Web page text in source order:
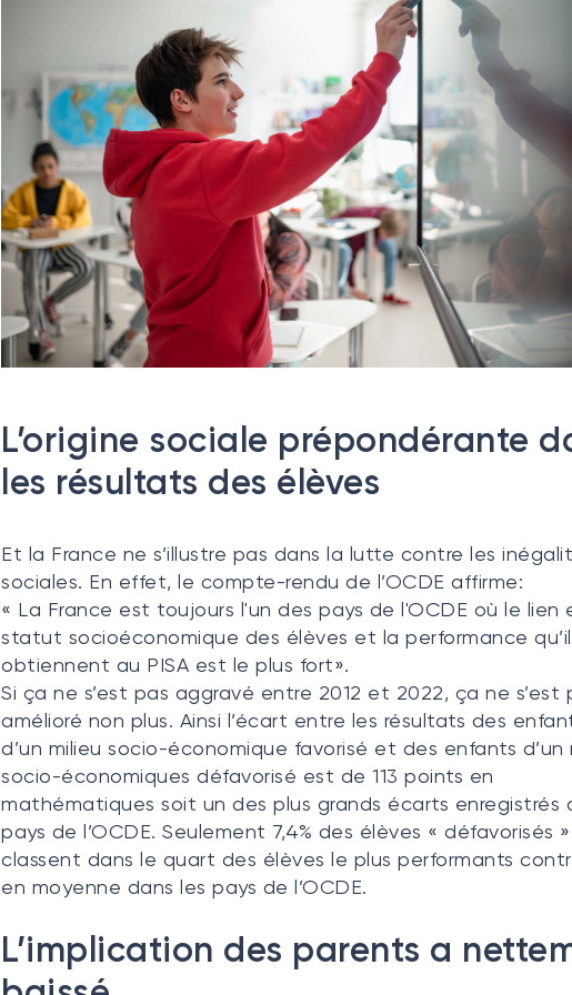
L’origine sociale prépondérante
les résultats des élèves
Et la France ne s’illustre pas dans la lutte contre les
sociales. En effet, le compte-rendu de l’OCDE affirme:
« La France est toujours l'un des pays de l'OCDE où le lien
statut socioéconomique des élèves et la performance
obtiennent au PISA est le plus fort».
Si ça ne s’est pas aggravé entre 2012 et 2022, ça ne s’est
amélioré non plus. Ainsi l’écart entre les résultats des
d’un milieu socio-économique favorisé et des enfants d’un
socio-économiques défavorisé est de 113 points en
mathématiques soit un des plus grands écarts enregistrés
pays de l’OCDE. Seulement 7,4% des élèves « défavorisés
classent dans le quart des élèves le plus performants
en moyenne dans les pays de l’OCDE.
L’implication des parents a